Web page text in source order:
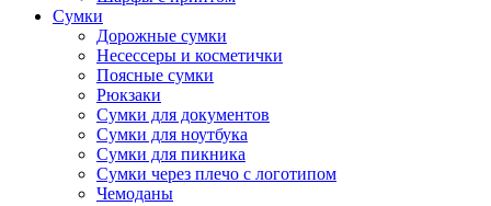
Сумки
Дорожные сумки
Несессеры и косметички
Поясные сумки
Рюкзаки
Сумки для документов
Сумки для ноутбука
Сумки для пикника
Сумки через плечо с логотипом
Чемоданы